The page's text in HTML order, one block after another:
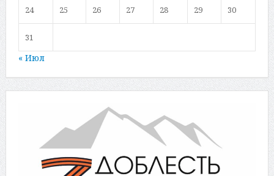
24 25 26 27 28 29 30
31
« Июл